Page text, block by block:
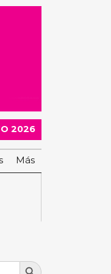
2026
Más
Search Button